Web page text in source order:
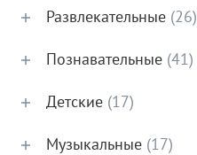
Развлекательные (26)
Познавательные (41)
Детские (17)
Музыкальные (17)